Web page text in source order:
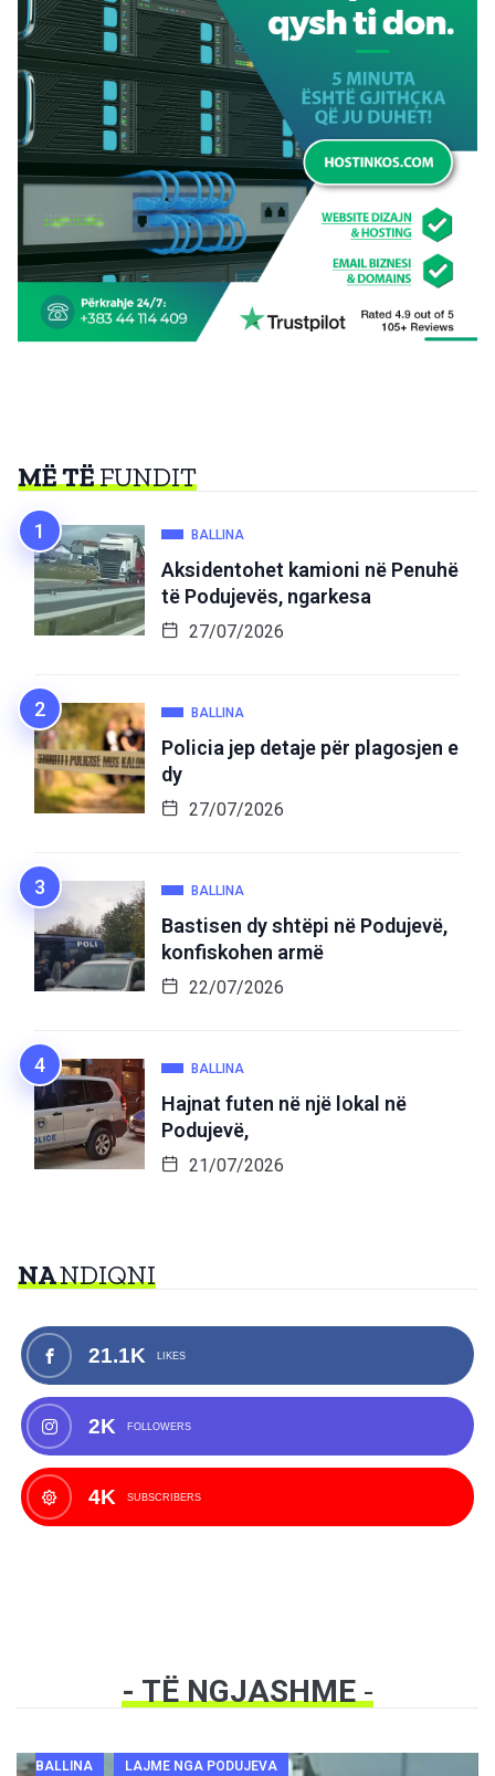
MË TËFUNDIT
BALLINA
Aksidentohet kamioni në Penuhë
të Podujevës, ngarkesa
27/07/2026
BALLINA
Policia jep detaje për plagosjen e
dy
27/07/2026
BALLINA
Bastisen dy shtëpi në Podujevë,
konfiskohen armë
22/07/2026
BALLINA
Hajnat futen në një lokal në
Podujevë,
21/07/2026
NANDIQNI
21.1K LIKES
2K FOLLOWERS
4K SUBSCRIBERS
- TË NGJASHME-
BALLINA LAJME NGA PODUJEVA